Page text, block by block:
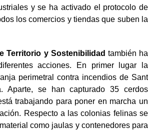
y se ha activado el protocolo de
los comercios y tiendas que suben la
Territorio y Sostenibilidad también ha
acciones. En primer lugar la
perimetral contra incendios de Sant
Aparte, se han capturado 35 cerdos
trabajando para poner en marcha un
Respecto a las colonias felinas se
como jaulas y contenedores para